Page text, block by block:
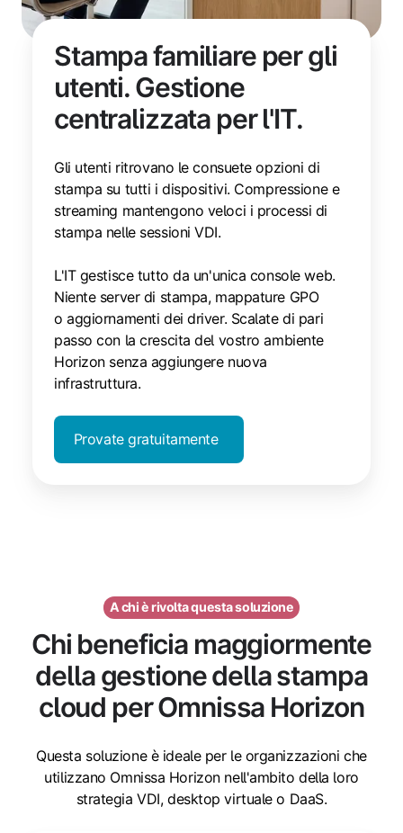
Stampa familiare per gli
utenti. Gestione
centralizzata per l'IT.
Gli utenti ritrovano le consuete opzioni di
stampa su tutti i dispositivi. Compressione e
streaming mantengono veloci i processi di
stampa nelle sessioni VDI.
L'IT gestisce tutto da un'unica console web.
Niente server di stampa, mappature GPO
o aggiornamenti dei driver. Scalate di pari
passo con la crescita del vostro ambiente
Horizon senza aggiungere nuova
infrastruttura.
Provate gratuitamente
A chi è rivolta questa soluzione
Chi beneficia maggiormente
della gestione della stampa
cloud per Omnissa Horizon
Questa soluzione è ideale per le organizzazioni che
utilizzano Omnissa Horizon nell'ambito della loro
strategia VDI, desktop virtuale o DaaS.